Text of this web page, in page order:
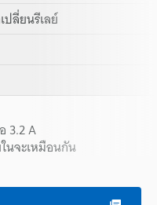
ปลี่ยนรีเลย์
3.2 A
นจะเหมือนกัน